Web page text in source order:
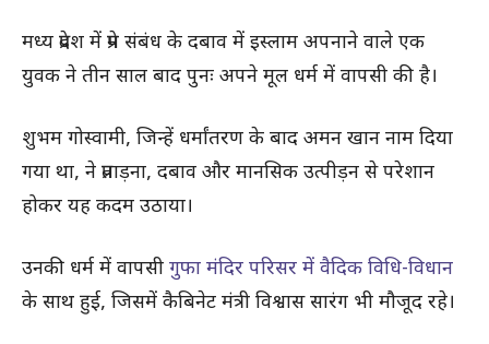
मध्य प्रदेश में प्रेम संबंध के दबाव में इस्लाम अपनाने वाले एक
युवक ने तीन साल बाद पुनः अपने मूल धर्म में वापसी की है।
शुभम गोस्वामी, जिन्हें धर्मांतरण के बाद अमन खान नाम दिया
गया था, ने प्रताड़ना, दबाव और मानसिक उत्पीड़न से परेशान
होकर यह कदम उठाया।
उनकी धर्म में वापसी गुफा मंदिर परिसर में वैदिक विधि-विधान
के साथ हुई, जिसमें कैबिनेट मंत्री विश्वास सारंग भी मौजूद रहे।